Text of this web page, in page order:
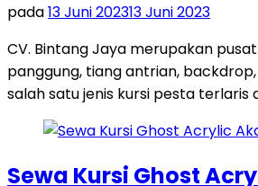
pada13 Juni 202313 Juni 2023
CV. Bintang Jaya merupakan
panggung, tiang antrian,
salah satu jenis kursi pesta terlaris
Sewa Kursi Ghost